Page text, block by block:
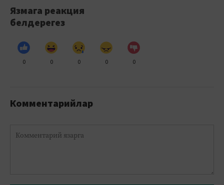
Язмага реакция
белдерегез
0 0 0 0 0
Комментарийлар